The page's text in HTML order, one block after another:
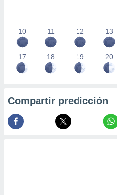
10 11 12 13
17 18 19 20
Compartir predicción